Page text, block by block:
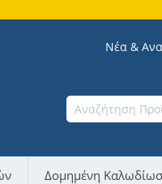
Νέα &
Δομημένη